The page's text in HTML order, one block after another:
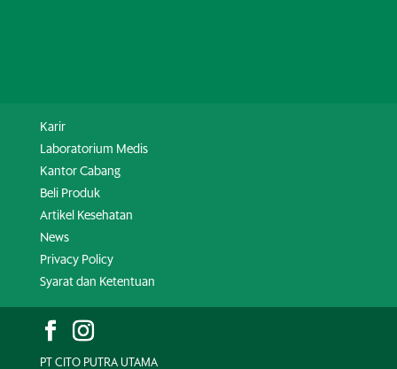
Karir
Laboratorium Medis
Kantor Cabang
Beli Produk
Artikel Kesehatan
News
Privacy Policy
Syarat dan Ketentuan
PT CITO PUTRA UTAMA